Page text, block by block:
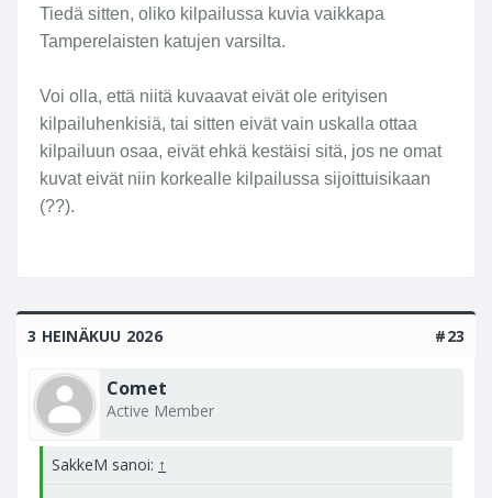
k
a
u
k
u
u
n
l
ji
t
y
y
Tiedä sitten, oliko kilpailussa kuvia vaikkapa
Tamperelaisten katujen varsilta.
Voi olla, että niitä kuvaavat eivät ole erityisen
kilpailuhenkisiä, tai sitten eivät vain uskalla ottaa
kilpailuun osaa, eivät ehkä kestäisi sitä, jos ne omat
kuvat eivät niin korkealle kilpailussa sijoittuisikaan
(??).
3 HEINÄKUU 2026 #23
Comet
Active Member
SakkeM sanoi: ↑